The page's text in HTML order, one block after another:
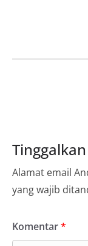
Alamat email
yang wajib
Komentar*